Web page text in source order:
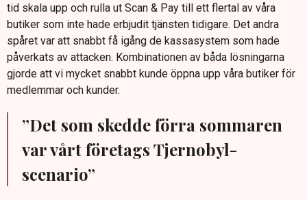
tid skala upp och rulla ut Scan & Pay till ett flertal av våra
butiker som inte hade erbjudit tjänsten tidigare. Det andra
spåret var att snabbt få igång de kassasystem som hade
påverkats av attacken. Kombinationen av båda lösningarna
gjorde att vi mycket snabbt kunde öppna upp våra butiker för
medlemmar och kunder.
”Det som skedde förra sommaren
var vårt företags Tjernobyl-
scenario”